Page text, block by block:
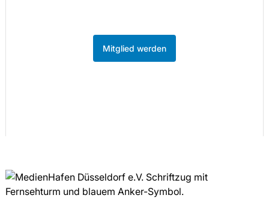
Mitglied werden